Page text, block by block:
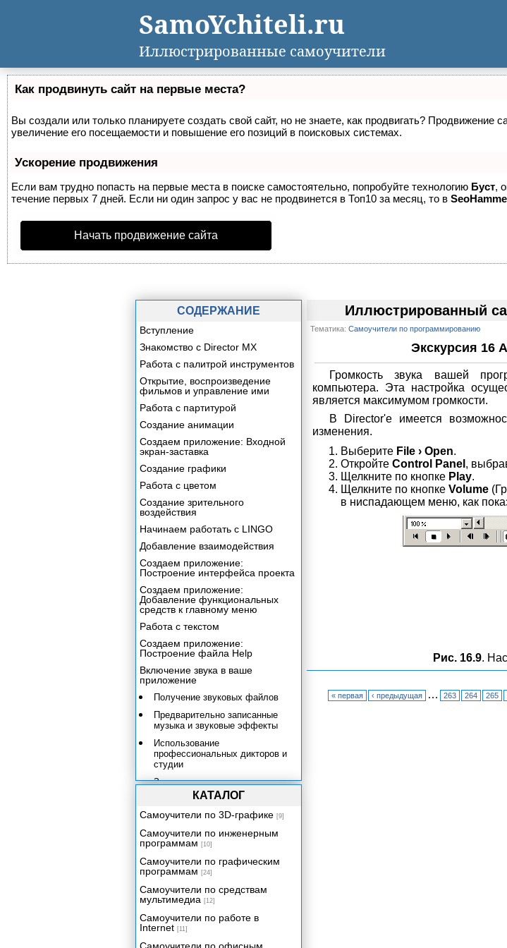
Как продвинуть сайт на первые места?
Вы создали или только планируете создать свой сайт, но не знаете, как продвигать?
увеличение его посещаемости и повышение его позиций в поисковых системах.
Ускорение продвижения
Если вам трудно попасть на первые места в поиске самостоятельно, попробуйте технологию Буст,
течение первых 7 дней. Если ни один запрос у вас не продвинется в Топ10 за месяц, то в
Начать продвижение сайта
Иллюстрированный
Тематика: Самоучители по программированию
Экскурсия 16
Громкость звука вашей
компьютера. Эта настройка
является максимумом громкости.
В Director'e имеется
изменения.
Выберите File › Open.
Откройте Control Panel ,
Щелкните по кнопке Play.
Щелкните по кнопкеVolume
в ниспадающем меню, как
Рис. 16.9.
« первая ‹ предыдущая … 263 264 265
СОДЕРЖАНИЕ
Вступление
Знакомство с Director MX
Работа с палитрой инструментов
Открытие, воспроизведение
фильмов и управление ими
Работа с партитурой
Создание анимации
Создаем приложение: Входной
экран-заставка
Создание графики
Работа с цветом
Создание зрительного
воздействия
Начинаем работать с LINGO
Добавление взаимодействия
Создаем приложение:
Построение интерфейса проекта
Создаем приложение:
Добавление функциональных
средств к главному меню
Работа с текстом
Создаем приложение:
Построение файла Help
Включение звука в ваше
приложение
Получение звуковых файлов
Предварительно записанные
музыка и звуковые эффекты
Использование
профессиональных дикторов и
студии
Запись своего звука
Свойства звуковых файлов
Импортирование звуковых
Director'а и точки поиска.
Практическое упражнение 16.1:
Работа с точками поиска
управления звуком и для точек
поиска
Звук-"марионетка" (Puppet
Sound)
КАТАЛОГ
Самоучители по 3D-графике [9]
Самоучители по инженерным
программам [10]
Самоучители по графическим
программам [24]
Самоучители по средствам
мультимедиа [12]
Самоучители по работе в
Internet [11]
SamoYchiteli.ru
Иллюстрированные самоучители